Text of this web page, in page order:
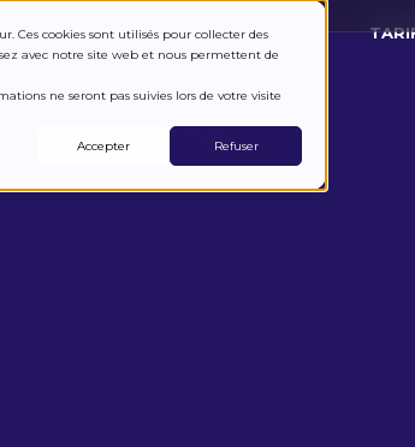
Ces cookies sont utilisés pour collecter des
avec notre site web et nous permettent de
ne seront pas suivies lors de votre visite
Accepter
Refuser
COMMENT ÇA MARCHE ?
LA FONDATION